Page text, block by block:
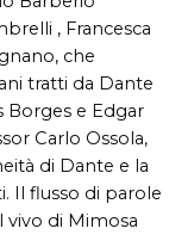
, Francesca
che
tratti da Dante
Borges e Edgar
Carlo Ossola,
di Dante e la
Il flusso di parole
vivo di Mimosa